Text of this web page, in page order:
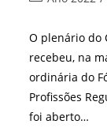
post:
O plenário do
recebeu, na
ordinária do
Profissões
foi aberto…